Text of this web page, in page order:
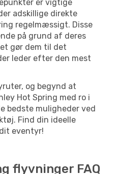
er vigtige
adskillige direkte
regelmæssigt. Disse
på grund af deres
gør dem til det
leder efter den mest
og begynd at
Hot Spring med ro i
bedste muligheder ved
Find din ideelle
eventyr!
flyvninger FAQ